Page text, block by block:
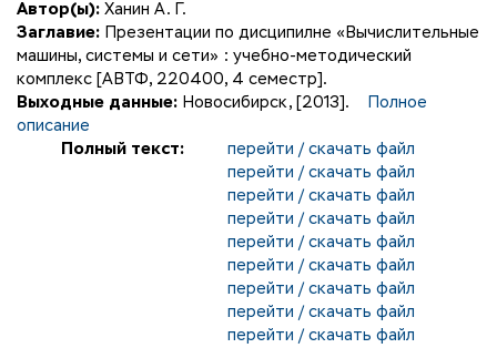
Автор(ы): Ханин А. Г.
Заглавие: Презентации по дисципилне «Вычислительные
машины, системы и сети» : учебно-методический
комплекс [АВТФ, 220400, 4 семестр].
Выходные данные: Новосибирск, [2013].
Полное
описание
Полный текст:
перейти / скачать файл
перейти / скачать файл
перейти / скачать файл
перейти / скачать файл
перейти / скачать файл
перейти / скачать файл
перейти / скачать файл
перейти / скачать файл
перейти / скачать файл